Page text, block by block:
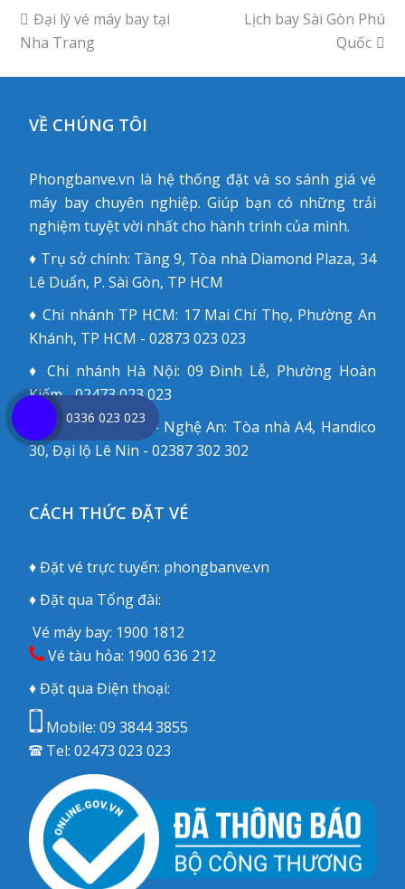
previous
post:
Đại lý vé máy bay tại
Nha Trang
next
Lịch bay Sài Gòn Phú
Quốc
VỀ CHÚNG TÔI
Phongbanve.vn là hệ thống đặt và so sánh giá vé
máy bay chuyên nghiệp. Giúp bạn có những trải
nghiệm tuyệt vời nhất cho hành trình của mình.
♦ Trụ sở chính: Tầng 9, Tòa nhà Diamond Plaza, 34
Lê Duẩn, P. Sài Gòn, TP HCM
♦ Chi nhánh TP HCM: 17 Mai Chí Thọ, Phường An
Khánh, TP HCM - 02873 023 023
♦ Chi nhánh Hà Nội: 09 Đinh Lễ, Phường Hoàn
Kiếm - 02473 023 023
♦ Chi nhánh Vinh - Nghệ An: Tòa nhà A4, Handico
30, Đại lộ Lê Nin - 02387 302 302
CÁCH THỨC ĐẶT VÉ
♦ Đặt vé trực tuyến: phongbanve.vn
♦ Đặt qua Tổng đài:
Vé máy bay: 1900 1812
Vé tàu hỏa: 1900 636 212
♦ Đặt qua Điện thoại:
Mobile:09 3844 3855
Tel:02473 023 023
0336 023 023